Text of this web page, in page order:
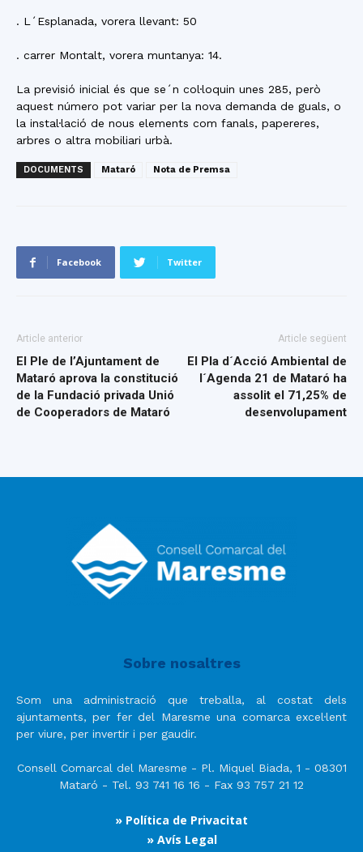
. L´Esplanada, vorera llevant: 50
. carrer Montalt, vorera muntanya: 14.
La previsió inicial és que se´n col·loquin unes 285, però
aquest número pot variar per la nova demanda de guals, o
la instal·lació de nous elements com fanals, papereres,
arbres o altra mobiliari urbà.
DOCUMENTS Mataró Nota de Premsa
Facebook Twitter
Article anterior
El Ple de l’Ajuntament de
Mataró aprova la constitució
de la Fundació privada Unió
de Cooperadors de Mataró
Article següent
El Pla d´Acció Ambiental de
l´Agenda 21 de Mataró ha
assolit el 71,25% de
desenvolupament
Sobre nosaltres
Som una administració que treballa, al costat dels
ajuntaments, per fer del Maresme una comarca excel·lent
per viure, per invertir i per gaudir.
Consell Comarcal del Maresme - Pl. Miquel Biada, 1 - 08301
Mataró - Tel. 93 741 16 16 - Fax 93 757 21 12
» Política de Privacitat
» Avís Legal